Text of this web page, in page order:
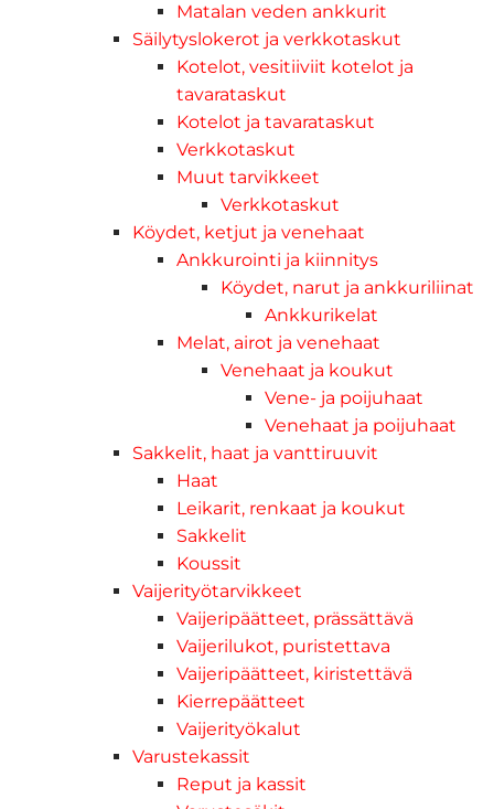
Matalan veden ankkurit
Säilytyslokerot ja verkkotaskut
Kotelot, vesitiiviit kotelot ja
tavarataskut
Kotelot ja tavarataskut
Verkkotaskut
Muut tarvikkeet
Verkkotaskut
Köydet, ketjut ja venehaat
Ankkurointi ja kiinnitys
Köydet, narut ja ankkuriliinat
Ankkurikelat
Melat, airot ja venehaat
Venehaat ja koukut
Vene- ja poijuhaat
Venehaat ja poijuhaat
Sakkelit, haat ja vanttiruuvit
Haat
Leikarit, renkaat ja koukut
Sakkelit
Koussit
Vaijerityötarvikkeet
Vaijeripäätteet, prässättävä
Vaijerilukot, puristettava
Vaijeripäätteet, kiristettävä
Kierrepäätteet
Vaijerityökalut
Varustekassit
Reput ja kassit